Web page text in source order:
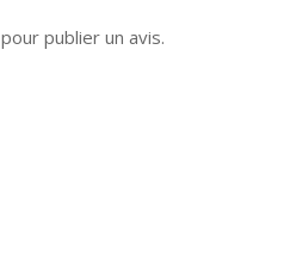
pour publier un avis.